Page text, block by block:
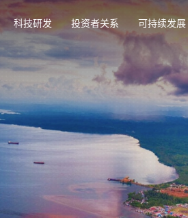
科技研发 投资者关系 可持续发展